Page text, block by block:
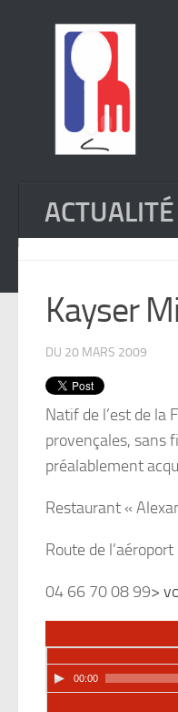
ACTUALITÉ
Kayser
DU 20 MARS 2009
Natif de l’est de la
provençales, sans
préalablement
Restaurant «
Route de
04 66 70 08 99>
00:00